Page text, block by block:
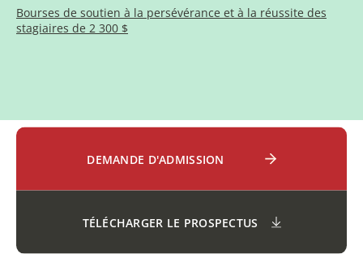
Bourses de soutien à la persévérance et à la réussite des
stagiaires de 2 300 $
DEMANDE D'ADMISSION
TÉLÉCHARGER LE PROSPECTUS